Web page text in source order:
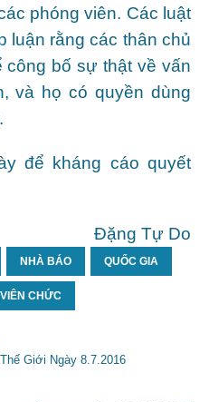
phóng viên. Các luật
luận rằng các thân chủ
công bố sự thật về vấn
và họ có quyền dùng
để kháng cáo quyết
Đặng Tự Do
NHÀ BÁO QUỐC GIA
VIÊN CHỨC
Giới Ngày 8.7.2016